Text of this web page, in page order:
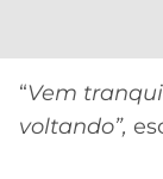
MG
“Vem
voltando”,